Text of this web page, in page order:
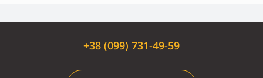
+38 (099) 731-49-59